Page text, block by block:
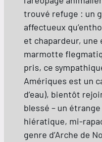
trouvé refuge : un
affectueux
et chapardeur, une
marmotte
pris, ce
Amériques est un
d’eau), bientôt
blessé – un
hiératique, mi-
genre d’Arche de